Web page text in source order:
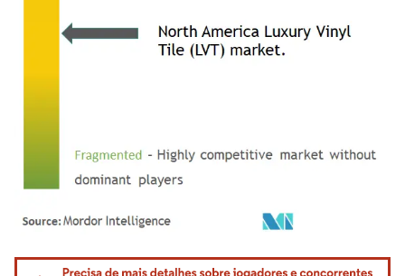
Imagem © Mordor Intelligence. O reuso requer atribuição conforme CC BY 4.0.